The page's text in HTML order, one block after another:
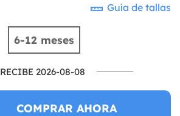
Guía de tallas
6-12 meses
RECIBE 2026-08-08
COMPRAR AHORA